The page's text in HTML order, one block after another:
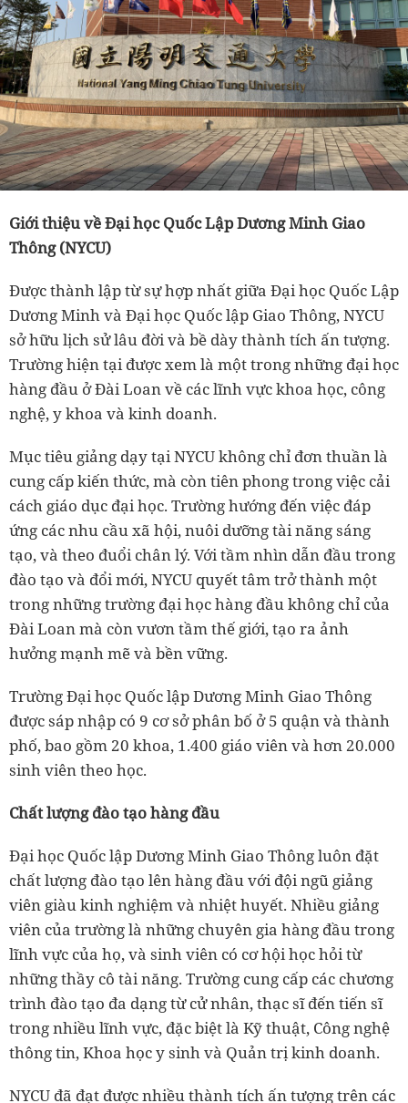
Giới thiệu về Đại học Quốc Lập Dương Minh Giao
Thông (NYCU)
Được thành lập từ sự hợp nhất giữa Đại học Quốc Lập
Dương Minh và Đại học Quốc lập Giao Thông, NYCU
sở hữu lịch sử lâu đời và bề dày thành tích ấn tượng.
Trường hiện tại được xem là một trong những đại học
hàng đầu ở Đài Loan về các lĩnh vực khoa học, công
nghệ, y khoa và kinh doanh.
Mục tiêu giảng dạy tại NYCU không chỉ đơn thuần là
cung cấp kiến thức, mà còn tiên phong trong việc cải
cách giáo dục đại học. Trường hướng đến việc đáp
ứng các nhu cầu xã hội, nuôi dưỡng tài năng sáng
tạo, và theo đuổi chân lý. Với tầm nhìn dẫn đầu trong
đào tạo và đổi mới, NYCU quyết tâm trở thành một
trong những trường đại học hàng đầu không chỉ của
Đài Loan mà còn vươn tầm thế giới, tạo ra ảnh
hưởng mạnh mẽ và bền vững.
Trường Đại học Quốc lập Dương Minh Giao Thông
được sáp nhập có 9 cơ sở phân bố ở 5 quận và thành
phố, bao gồm 20 khoa, 1.400 giáo viên và hơn20.000
sinh viên theo học.
Chất lượng đào tạo hàng đầu
Đại học Quốc lập Dương Minh Giao Thông luôn đặt
chất lượng đào tạo lên hàng đầu với đội ngũ giảng
viên giàu kinh nghiệm và nhiệt huyết. Nhiều giảng
viên của trường là những chuyên gia hàng đầu trong
lĩnh vực của họ, và sinh viên có cơ hội học hỏi từ
những thầy cô tài năng. Trường cung cấp các chương
trình đào tạo đa dạng từ cử nhân, thạc sĩ đến tiến sĩ
trong nhiều lĩnh vực, đặc biệt là Kỹ thuật, Công nghệ
thông tin, Khoa học y sinh và Quản trị kinh doanh.
NYCU đã đạt được nhiều thành tích ấn tượng trên các